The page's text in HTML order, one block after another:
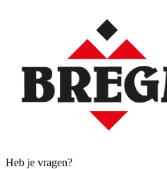
Heb je vragen?